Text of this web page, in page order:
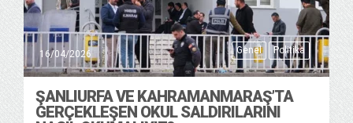
Genel Politika
16/04/2026
ŞANLIURFA VE KAHRAMANMARAŞ’TA
GERÇEKLEŞEN OKUL SALDIRILARINI